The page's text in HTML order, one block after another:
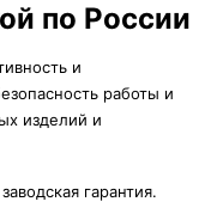
по России
и
работы и
изделий и
гарантия.